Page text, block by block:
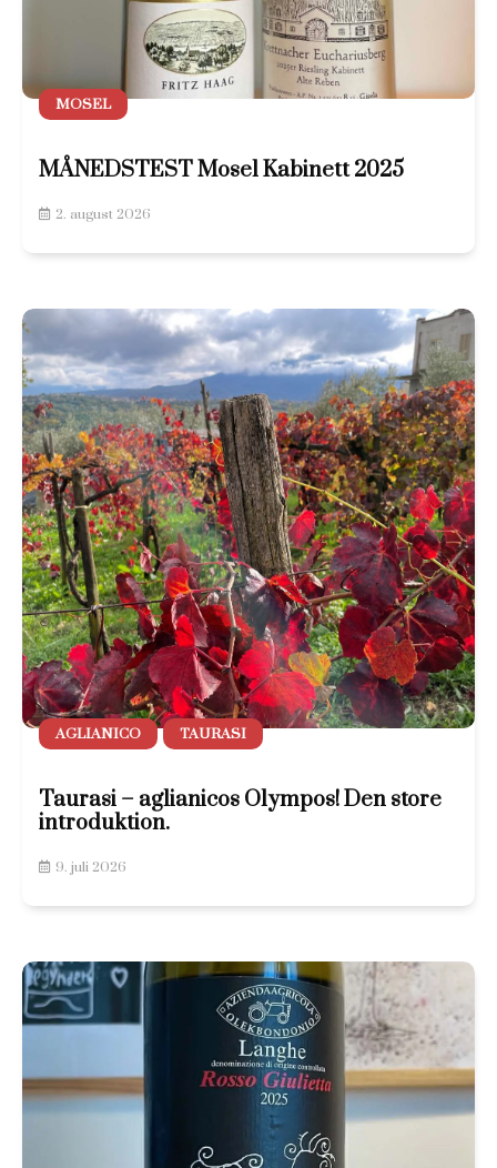
MOSEL
MÅNEDSTEST Mosel Kabinett 2025
2. august 2026
AGLIANICO TAURASI
Taurasi – aglianicos Olympos! Den store
introduktion.
9. juli 2026